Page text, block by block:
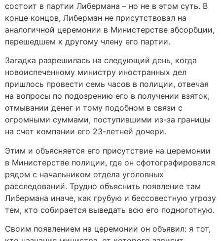
состоит в партии Либермана – но не в этом суть. В
конце концов, Либерман не присутствовал на
аналогичной церемонии в Министерстве абсорбции,
перешедшем к другому члену его партии.
Загадка разрешилась на следующий день, когда
новоиспеченному министру иностранных дел
пришлось провести семь часов в полиции, отвечая
на вопросы по подозрению его в получении взяток,
отмывании денег и тому подобном в связи с
огромными суммами, поступившими из-за границы
на счет компании его 23-летней дочери.
Этим и объясняется его присутствие на церемонии
в Министерстве полиции, где он сфотографировался
рядом с начальником отдела уголовных
расследований. Трудно объяснить появление там
Либермана иначе, как грубую и бессовестную угрозу
тем, кто собирается выведать всю его подноготную.
Своим появлением на церемонии он объявил: я тот,